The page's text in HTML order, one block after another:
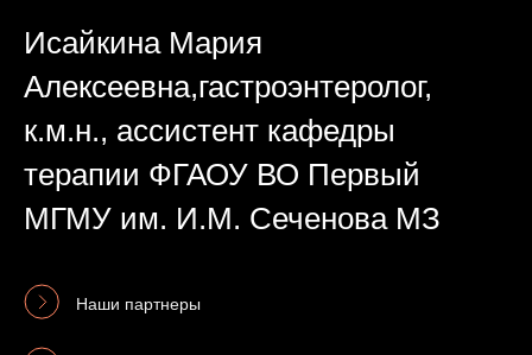
Исайкина Мария
Алексеевна,гастроэнтеролог,
к.м.н., ассистент кафедры
терапии ФГАОУ ВО Первый
МГМУ им. И.М. Сеченова МЗ
Наши партнеры